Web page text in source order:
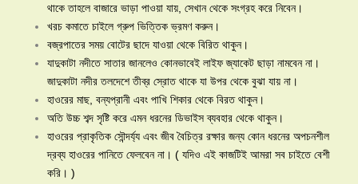
থাকে তাহলে বাজারে ভাড়া পাওয়া যায়, সেখান থেকে সংগ্রহ করে নিবেন।
খরচ কমাতে চাইলে গ্রুপ ভিত্তিক ভ্রমণ করুন।
বজ্রপাতের সময় বোটের ছাদে যাওয়া থেকে বিরিত থাকুন।
যাদুকাটা নদীতে সাতার জানলেও কোনভাবেই লাইফ জ্যাকেট ছাড়া নামবেন না।
জাদুকাটা নদীর তলদেশে তীব্র স্রোত থাকে যা উপর থেকে বুঝা যায় না।
হাওরের মাছ, বন্যপ্রানী এবং পাখি শিকার থেকে বিরত থাকুন।
অতি উচ্চ শব্দ সৃষ্টি করে এমন ধরনের ডিভাইস ব্যবহার থেকে থাকুন।
হাওরের প্রাকৃতিক সৌন্দর্য্য এবং জীব বৈচিত্র রক্ষার জন্য কোন ধরনের অপচনশীল
দ্রব্য হাওরের পানিতে ফেলবেন না। ( যদিও এই কাজটিই আমরা সব চাইতে বেশী
করি। )